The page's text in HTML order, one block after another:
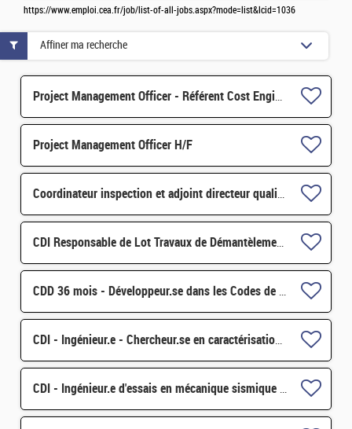
https://www.emploi.cea.fr/job/list-of-all-jobs.aspx?mode=list&lcid=1036
Project Management Officer - Référent Cost Engineering H/F
Project Management Officer H/F
Coordinateur inspection et adjoint directeur qualité/inspection – Projet RJH H/F
CDI Responsable de Lot Travaux de Démantèlement - Projet EPOC H/F
CDD 36 mois - Développeur.se dans les Codes de Traitement des Données Nucléaires et Monte-Carlo H/F
CDI - Ingénieur.e - Chercheur.se en caractérisation des matériaux par sonde atomique tomographique H/F
CDI - Ingénieur.e d'essais en mécanique sismique H/F
Affiner ma recherche